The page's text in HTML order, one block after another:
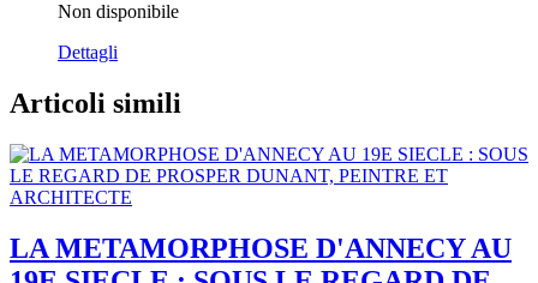
Non disponibile
Dettagli
Articoli simili
LA METAMORPHOSE D'ANNECY AU